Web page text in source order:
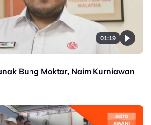
01:19
Bung Moktar, Naim Kurniawan